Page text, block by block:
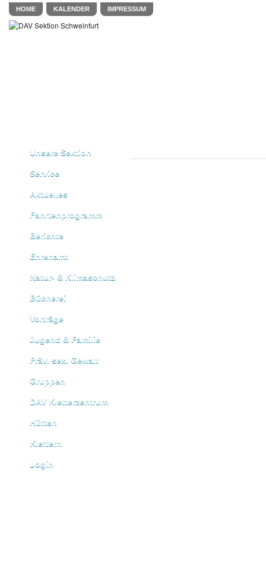
HOME KALENDER IMPRESSUM
Unsere Sektion
Service
Aktuelles
Fahrtenprogramm
Berichte
Ehrenamt
Natur- & Klimaschutz
Bücherei
Vorträge
Jugend & Familie
Präv. sex. Gewalt
Gruppen
DAV Kletterzentrum
Hütten
Klettern
Login